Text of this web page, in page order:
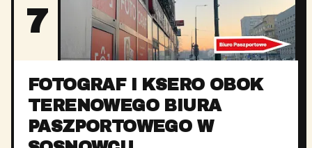
7
FOTOGRAF I KSERO OBOK
TERENOWEGO BIURA
PASZPORTOWEGO W